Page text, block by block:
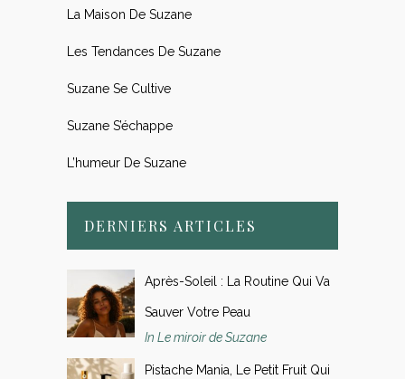
La Maison De Suzane
Les Tendances De Suzane
Suzane Se Cultive
Suzane S’échappe
L’humeur De Suzane
DERNIERS ARTICLES
Après-Soleil : La Routine Qui Va
Sauver Votre Peau
In Le miroir de Suzane
Pistache Mania, Le Petit Fruit Qui